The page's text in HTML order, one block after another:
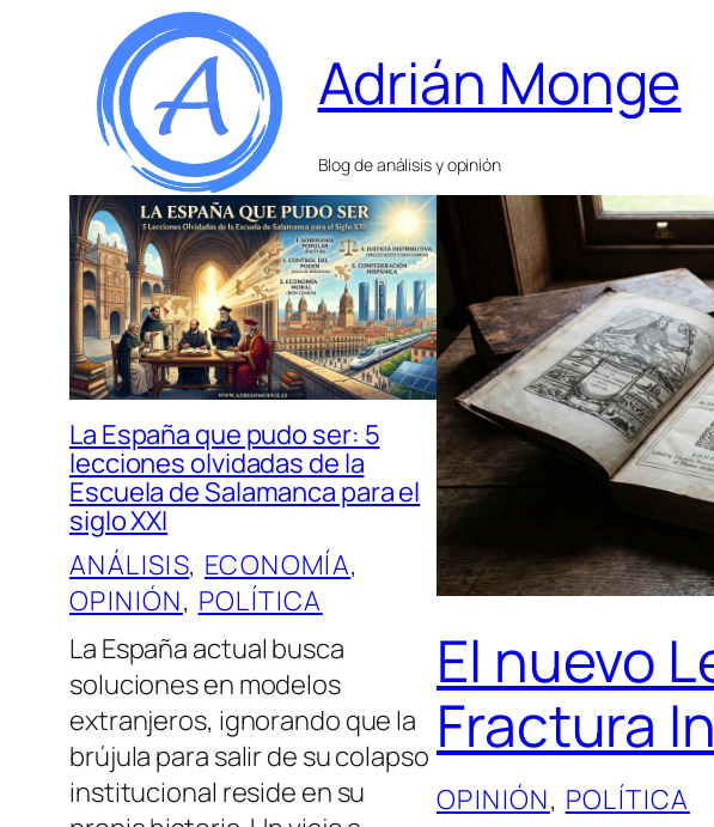
Adrián Monge
Blog de análisis y opinión
La España que pudo ser: 5
lecciones olvidadas de la
Escuela de Salamanca para el
siglo XXI
ANÁLISIS, ECONOMÍA
OPINIÓN, POLÍTICA
La España actual busca
soluciones en modelos
extranjeros, ignorando que la
brújula para salir de su colapso
institucional reside en su
El nuevo
Fractura
OPINIÓN, POLÍTICA